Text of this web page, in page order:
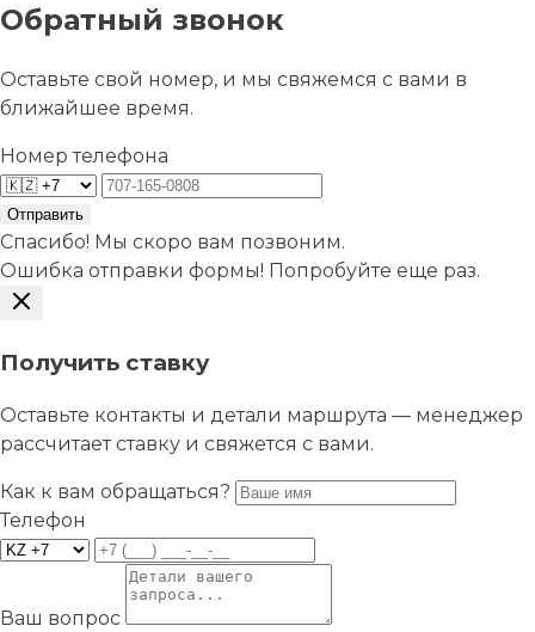
Обратный звонок
Оставьте свой номер, и мы свяжемся с вами в
ближайшее время.
Номер телефона
Отправить
Спасибо! Мы скоро вам позвоним.
Ошибка отправки формы! Попробуйте еще раз.
Получить ставку
Оставьте контакты и детали маршрута — менеджер
рассчитает ставку и свяжется с вами.
Как к вам обращаться?
Телефон
Ваш вопрос